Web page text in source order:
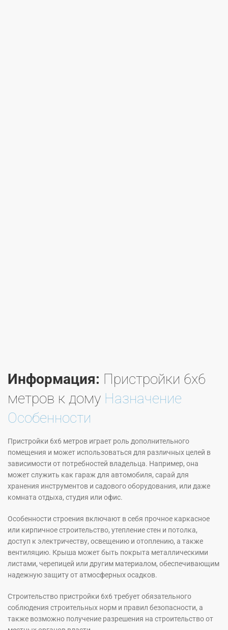
Информация: Пристройки 6х6
метров к дому Назначение
Особенности
Пристройки 6х6 метров играет роль дополнительного
помещения и может использоваться для различных целей в
зависимости от потребностей владельца. Например, она
может служить как гараж для автомобиля, сарай для
хранения инструментов и садового оборудования, или даже
комната отдыха, студия или офис.
Особенности строения включают в себя прочное каркасное
или кирпичное строительство, утепление стен и потолка,
доступ к электричеству, освещению и отоплению, а также
вентиляцию. Крыша может быть покрыта металлическими
листами, черепицей или другим материалом, обеспечивающим
надежную защиту от атмосферных осадков.
Строительство пристройки 6х6 требует обязательного
соблюдения строительных норм и правил безопасности, а
также возможно получение разрешения на строительство от